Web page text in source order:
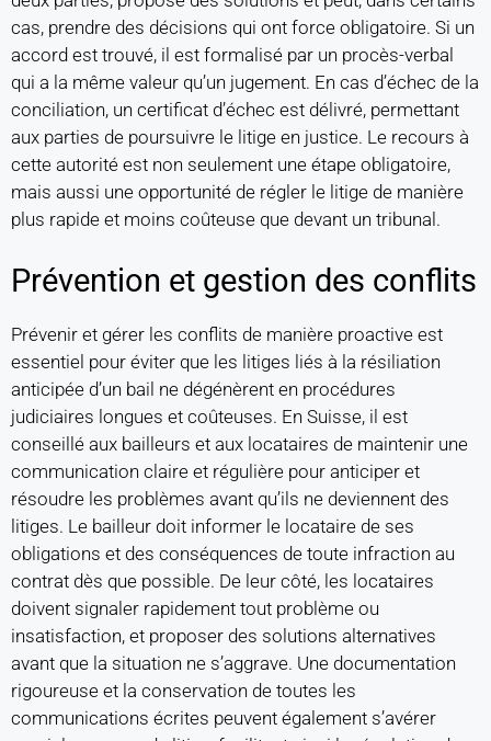
cas, prendre des décisions qui ont force obligatoire. Si un
accord est trouvé, il est formalisé par un procès-verbal
qui a la même valeur qu’un jugement. En cas d’échec de la
conciliation, un certificat d’échec est délivré, permettant
aux parties de poursuivre le litige en justice. Le recours à
cette autorité est non seulement une étape obligatoire,
mais aussi une opportunité de régler le litige de manière
plus rapide et moins coûteuse que devant un tribunal.
Prévention et gestion des conflits
Prévenir et gérer les conflits de manière proactive est
essentiel pour éviter que les litiges liés à la résiliation
anticipée d’un bail ne dégénèrent en procédures
judiciaires longues et coûteuses. En Suisse, il est
conseillé aux bailleurs et aux locataires de maintenir une
communication claire et régulière pour anticiper et
résoudre les problèmes avant qu’ils ne deviennent des
litiges. Le bailleur doit informer le locataire de ses
obligations et des conséquences de toute infraction au
contrat dès que possible. De leur côté, les locataires
doivent signaler rapidement tout problème ou
insatisfaction, et proposer des solutions alternatives
avant que la situation ne s’aggrave. Une documentation
rigoureuse et la conservation de toutes les
communications écrites peuvent également s’avérer